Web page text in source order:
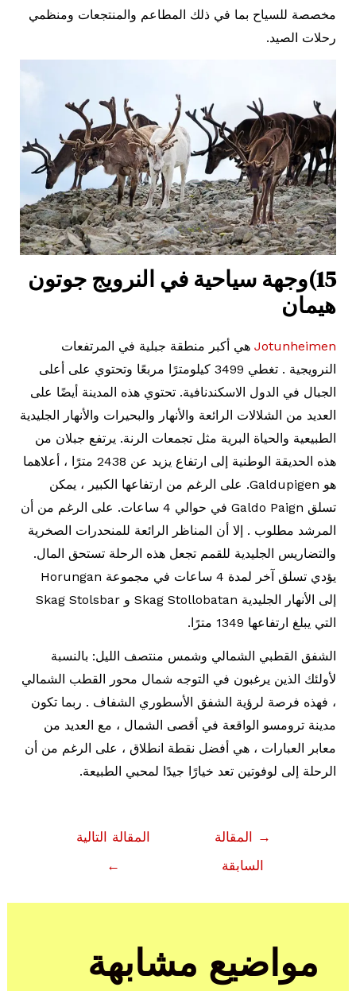
مخصصة للسياح بما في ذلك المطاعم والمنتجعات ومنظمي
رحلات الصيد.
15)وجهة سياحية في النرويج جوتون
هيمان
Jotunheimenهي أكبر منطقة جبلية في المرتفعات
النرويجية . تغطي 3499 كيلومترًا مربعًا وتحتوي على أعلى
الجبال في الدول الاسكندنافية. تحتوي هذه المدينة أيضًا على
العديد من الشلالات الرائعة والأنهار والبحيرات والأنهار الجليدية
الطبيعية والحياة البرية مثل تجمعات الرنة. يرتفع جبلان من
هذه الحديقة الوطنية إلى ارتفاع يزيد عن 2438 مترًا ، أعلاهما
هو Galdupigen. على الرغم من ارتفاعها الكبير ، يمكن
تسلق Galdo Paign في حوالي 4 ساعات. على الرغم من أن
المرشد مطلوب . إلا أن المناظر الرائعة للمنحدرات الصخرية
والتضاريس الجليدية للقمم تجعل هذه الرحلة تستحق المال.
يؤدي تسلق آخر لمدة 4 ساعات في مجموعة Horungan
إلى الأنهار الجليدية Skag Stollobatan و Skag Stolsbar
التي يبلغ ارتفاعها 1349 مترًا.
الشفق القطبي الشمالي وشمس منتصف الليل: بالنسبة
لأولئك الذين يرغبون في التوجه شمال محور القطب الشمالي
، فهذه فرصة لرؤية الشفق الأسطوري الشفاف . ربما تكون
مدينة ترومسو الواقعة في أقصى الشمال ، مع العديد من
معابر العبارات ، هي أفضل نقطة انطلاق ، على الرغم من أن
الرحلة إلى لوفوتين تعد خيارًا جيدًا لمحبي الطبيعة.
→ المقالة
السابقة
المقالة التالية
←
مواضيع مشابهة